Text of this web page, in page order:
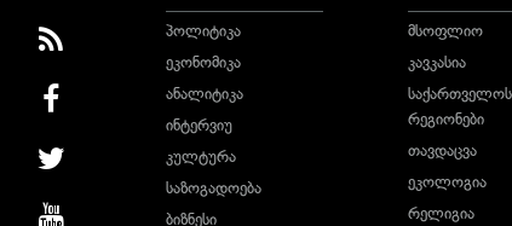
პოლიტიკა
ეკონომიკა
ანალიტიკა
ინტერვიუ
კულტურა
საზოგადოება
ბიზნესი
მსოფლიო
კავკასია
საქართველოს
რეგიონები
თავდაცვა
ეკოლოგია
რელიგია